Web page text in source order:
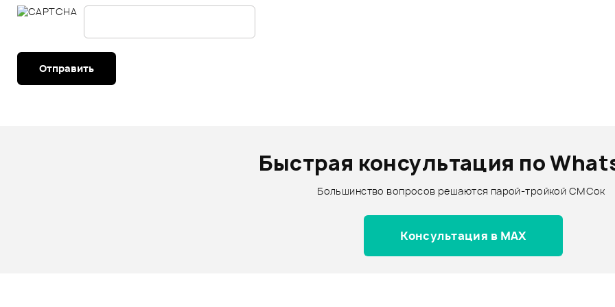
Отправить
Быстрая консультация по
Большинство вопросов решаются парой-тройкой СМСок
Консультация в MAX